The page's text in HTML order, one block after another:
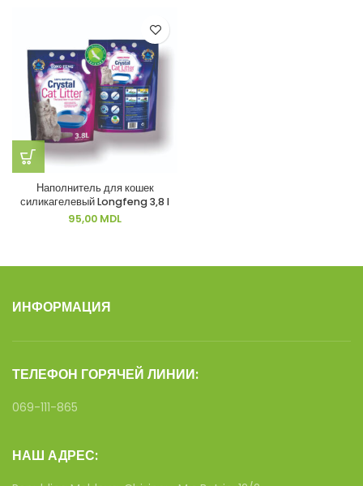
1.260,00 MDL.
Наполнитель для кошек
силикагелевый Longfeng 3,8 l
95,00 MDL
ИНФОРМАЦИЯ
ТЕЛЕФОН ГОРЯЧЕЙ ЛИНИИ:
069-111-865
НАШ АДРЕС: